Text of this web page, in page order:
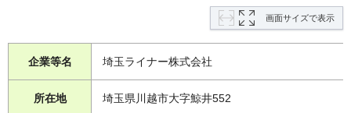
画面サイズで表示
企業等名 埼玉ライナー株式会社
所在地 埼玉県川越市大字鯨井552